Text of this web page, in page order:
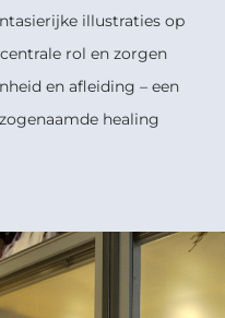
illustraties op
rol en zorgen
en afleiding – een
healing